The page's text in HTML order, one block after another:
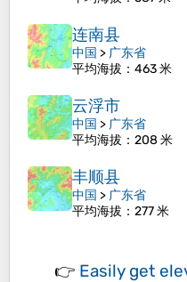
连南县
中国 > 广东省
平均海拔 ：463 米
云浮市
中国 > 广东省
平均海拔 ：208 米
丰顺县
中国 > 广东省
平均海拔 ：277 米
👉 Easily get